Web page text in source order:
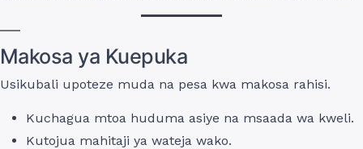
Makosa ya Kuepuka
Usikubali upoteze muda na pesa kwa makosa rahisi.
Kuchagua mtoa huduma asiye na msaada wa kweli.
Kutojua mahitaji ya wateja wako.